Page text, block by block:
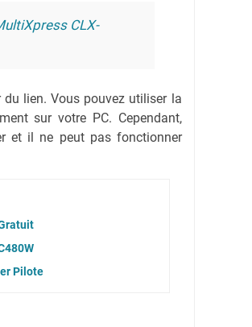
CLX-
du lien.Vous pouvez utiliser la
sur votre PC. Cependant,
et il ne peut pas fonctionner
Pilote